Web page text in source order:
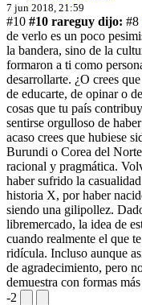
7 jun 2018, 21:59
#10 #10 rareguy dijo: #8
de verlo es un poco
la bandera, sino de la
formaron a ti como
desarrollarte. ¿O crees
de educarte, de opinar o
cosas que tu país
sentirse orgulloso de
acaso crees que hubiese
Burundi o Corea del
racional y pragmática.
haber sufrido la
historia X, por haber
siendo una gilipollez.
libremercado, la idea de
cuando realmente el que
ridícula. Incluso aunque
de agradecimiento, pero
demuestra con formas
-2